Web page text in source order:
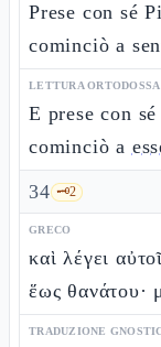
Prese con sé
cominciò a
LETTURA ORTODOSSA
E prese con
cominciò a
34 🗝️2
GRECO
καὶ λέγει
ἕως θανάτου·
TRADUZIONE